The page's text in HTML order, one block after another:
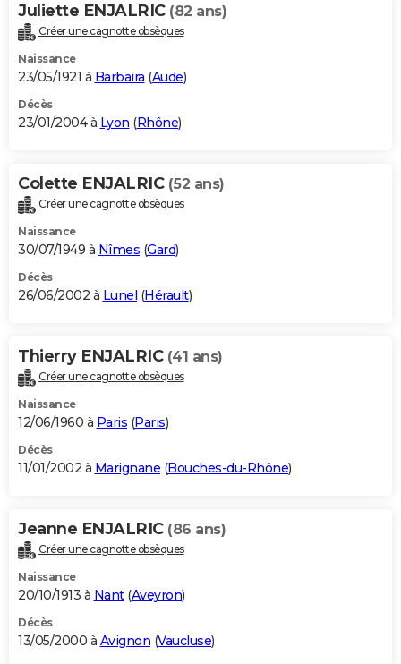
Juliette ENJALRIC (82 ans)
Créer une cagnotte obsèques
Naissance
23/05/1921 à Barbaira (Aude)
Décès
23/01/2004 à Lyon (Rhône)
Colette ENJALRIC (52 ans)
Créer une cagnotte obsèques
Naissance
30/07/1949 à Nîmes (Gard)
Décès
26/06/2002 à Lunel (Hérault)
Thierry ENJALRIC (41 ans)
Créer une cagnotte obsèques
Naissance
12/06/1960 à Paris (Paris)
Décès
11/01/2002 à Marignane (Bouches-du-Rhône)
Jeanne ENJALRIC (86 ans)
Créer une cagnotte obsèques
Naissance
20/10/1913 à Nant(Aveyron)
Décès
13/05/2000 à Avignon (Vaucluse)